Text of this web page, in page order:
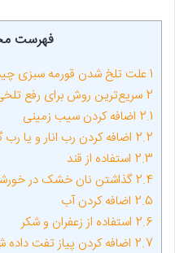
فهرست
1علت تلخ شدن قورمه سبزی
2 سریع‌ترین روش برای رفع
2.1 اضافه کردن سیب زمینی
2.2 اضافه کردن رب انار و یا
2.3 استفاده از قند
2.4گذاشتن نان خشک در
2.5 اضافه کردن آب
2.6 استفاده از زعفران و شکر
2.7 اضافه کردن پیاز تفت داده